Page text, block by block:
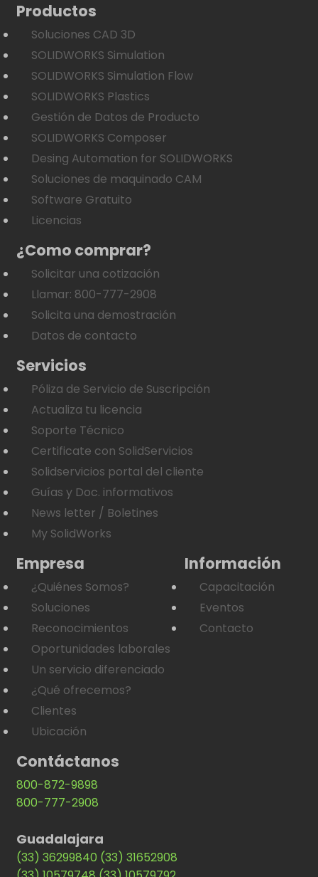
Productos
Soluciones CAD 3D
SOLIDWORKS Simulation
SOLIDWORKS Simulation Flow
SOLIDWORKS Plastics
Gestión de Datos de Producto
SOLIDWORKS Composer
Desing Automation for SOLIDWORKS
Soluciones de maquinado CAM
Software Gratuito
Licencias
¿Como comprar?
Solicitar una cotización
Llamar: 800-777-2908
Solicita una demostración
Datos de contacto
Servicios
Póliza de Servicio de Suscripción
Actualiza tu licencia
Soporte Técnico
Certificate con SolidServicios
Solidservicios portal del cliente
Guías y Doc. informativos
News letter / Boletines
My SolidWorks
Empresa
¿Quiénes Somos?
Soluciones
Reconocimientos
Oportunidades laborales
Un servicio diferenciado
¿Qué ofrecemos?
Clientes
Ubicación
Información
Capacitación
Eventos
Contacto
Contáctanos
800-872-9898
800-777-2908
Guadalajara
(33) 36299840 (33) 31652908